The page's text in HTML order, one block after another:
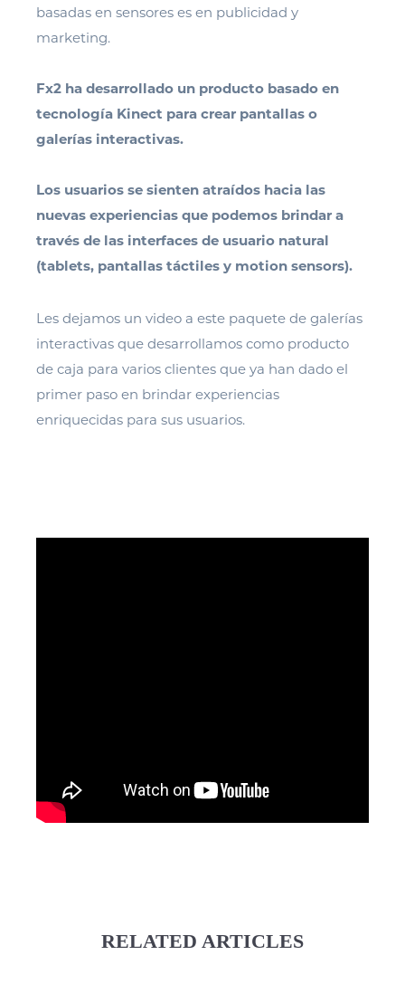
basadas en sensores es en publicidad y
marketing.
Fx2 ha desarrollado un producto basado en
tecnología Kinect para crear pantallas o
galerías interactivas.
Los usuarios se sienten atraídos hacia las
nuevas experiencias que podemos brindar a
través de las interfaces de usuario natural
(tablets, pantallas táctiles y motion sensors).
Les dejamos un video a este paquete de galerías
interactivas que desarrollamos como producto
de caja para varios clientes que ya han dado el
primer paso en brindar experiencias
enriquecidas para sus usuarios.
RELATED ARTICLES